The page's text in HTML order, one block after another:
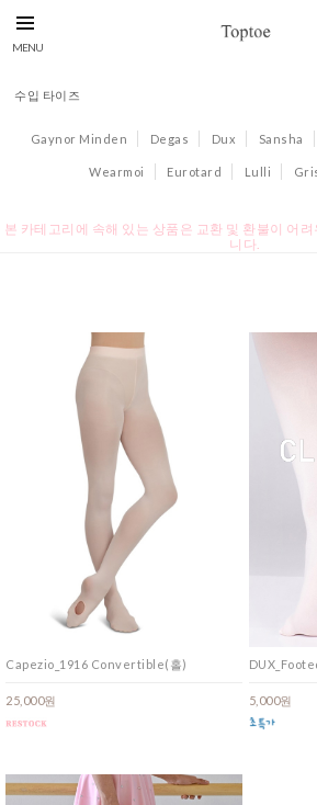
수입 타이즈
Gaynor Minden Degas Dux Sansha
Wearmoi Eurotard Lulli
본 카테고리에 속해 있는 상품은 교환 및 환불이 어
니다.
Capezio_1916 Convertible(홀)
25,000원 5,000원